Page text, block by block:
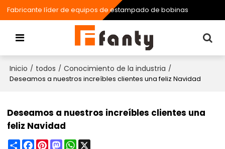
Fabricante líder de equipos de estampado de bobinas
Inicio / todos / Conocimiento de la industria /
Deseamos a nuestros increíbles clientes una feliz Navidad
Deseamos a nuestros increíbles clientes una
feliz Navidad
ShareFacebook
PinterestMastodonWhatsApp